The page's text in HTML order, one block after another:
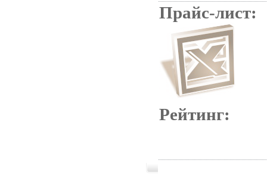
Прайс-лист:
Рейтинг: